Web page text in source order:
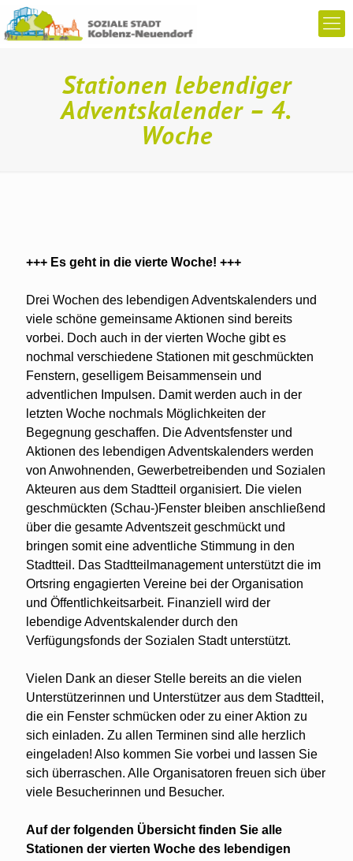
Stationen lebendiger
Adventskalender – 4.
Woche
+++ Es geht in die vierte Woche! +++
Drei Wochen des lebendigen Adventskalenders und
viele schöne gemeinsame Aktionen sind bereits
vorbei. Doch auch in der vierten Woche gibt es
nochmal verschiedene Stationen mit geschmückten
Fenstern, geselligem Beisammensein und
adventlichen Impulsen. Damit werden auch in der
letzten Woche nochmals Möglichkeiten der
Begegnung geschaffen. Die Adventsfenster und
Aktionen des lebendigen Adventskalenders werden
von Anwohnenden, Gewerbetreibenden und Sozialen
Akteuren aus dem Stadtteil organisiert. Die vielen
geschmückten (Schau-)Fenster bleiben anschließend
über die gesamte Adventszeit geschmückt und
bringen somit eine adventliche Stimmung in den
Stadtteil. Das Stadtteilmanagement unterstützt die im
Ortsring engagierten Vereine bei der Organisation
und Öffentlichkeitsarbeit. Finanziell wird der
lebendige Adventskalender durch den
Verfügungsfonds der Sozialen Stadt unterstützt.
Vielen Dank an dieser Stelle bereits an die vielen
Unterstützerinnen und Unterstützer aus dem Stadtteil,
die ein Fenster schmücken oder zu einer Aktion zu
sich einladen. Zu allen Terminen sind alle herzlich
eingeladen! Also kommen Sie vorbei und lassen Sie
sich überraschen. Alle Organisatoren freuen sich über
viele Besucherinnen und Besucher.
Auf der folgenden Übersicht finden Sie alle
Stationen der vierten Woche des lebendigen